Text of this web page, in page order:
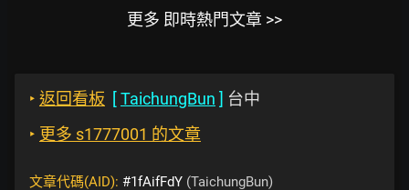
更多 即時熱門文章 >>
‣ 返回看板 [TaichungBun ] 台中
‣ 更多 s1777001 的文章
文章代碼(AID): #1fAifFdY (TaichungBun)